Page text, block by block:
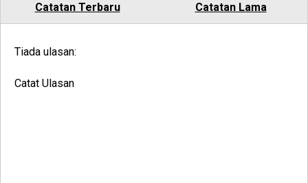
Catatan Terbaru Catatan Lama
Tiada ulasan:
Catat Ulasan